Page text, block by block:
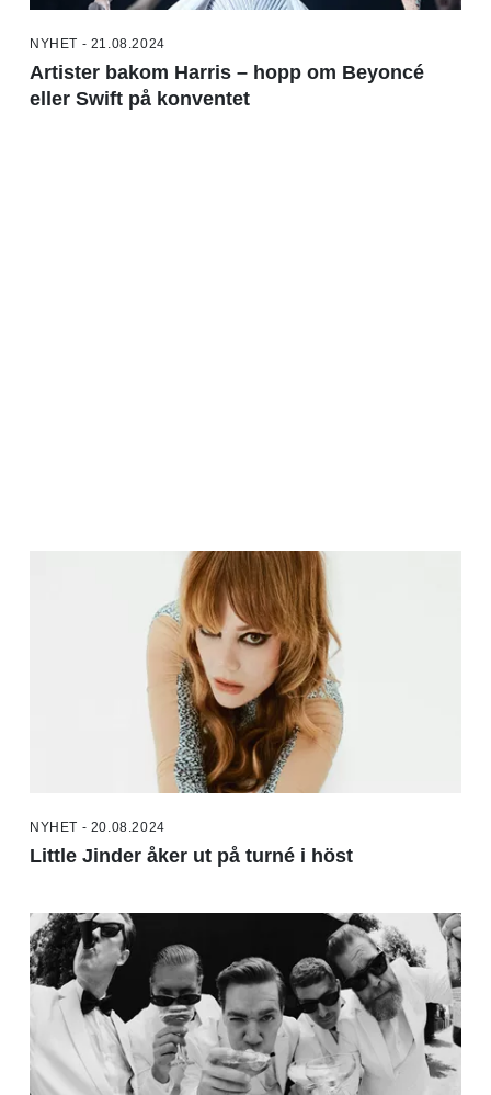
NYHET - 21.08.2024
Artister bakom Harris – hopp om Beyoncé
eller Swift på konventet
NYHET - 20.08.2024
Little Jinder åker ut på turné i höst